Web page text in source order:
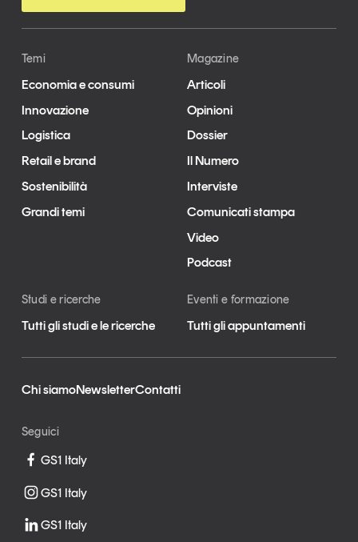
Temi
Economia e consumi
Innovazione
Logistica
Retail e brand
Sostenibilità
Grandi temi
Magazine
Articoli
Opinioni
Dossier
Il Numero
Interviste
Comunicati stampa
Video
Podcast
Studi e ricerche
Tutti gli studi e le ricerche
Eventi e formazione
Tutti gli appuntamenti
Chi siamoNewsletterContatti
Seguici
GS1 Italy
GS1 Italy
GS1 Italy